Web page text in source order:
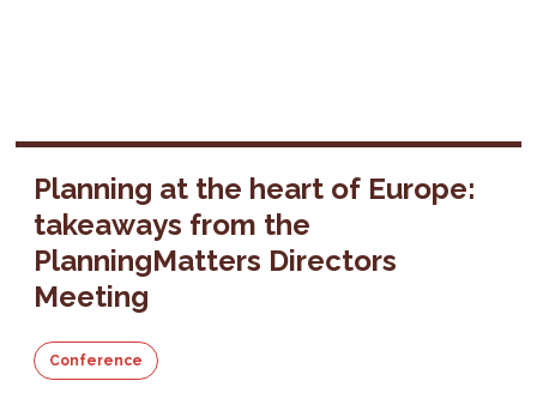
Planning at the heart of Europe:
takeaways from the
PlanningMatters Directors
Meeting
Conference